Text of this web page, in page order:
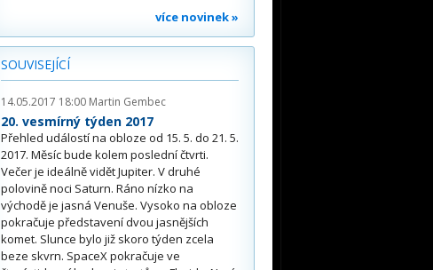
více novinek »
SOUVISEJÍCÍ
14.05.2017 18:00 Martin Gembec
20. vesmírný týden 2017
Přehled událostí na obloze od 15. 5. do 21. 5.
2017. Měsíc bude kolem poslední čtvrti.
Večer je ideálně vidět Jupiter. V druhé
polovině noci Saturn. Ráno nízko na
východě je jasná Venuše. Vysoko na obloze
pokračuje představení dvou jasnějších
komet. Slunce bylo již skoro týden zcela
beze skvrn. SpaceX pokračuje ve